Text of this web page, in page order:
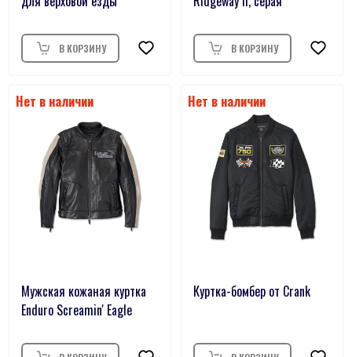
Мужская кожаная куртка
Enduro Screamin' Eagle
Куртка-бомбер от Crank